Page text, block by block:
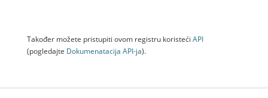
Također možete pristupiti ovom registru koristeći API
(pogledajte Dokumenаtаcijа API-jа).